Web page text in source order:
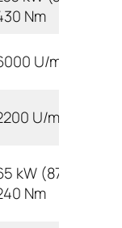
Nm
U/min
U/min
kW (87 PS) /
Nm